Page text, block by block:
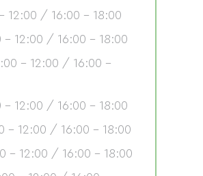
12:00 / 16:00 - 18:00
- 12:00 / 16:00 - 18:00
- 12:00 / 16:00 -
- 12:00 / 16:00 - 18:00
- 12:00 / 16:00 - 18:00
- 12:00 / 16:00 - 18:00